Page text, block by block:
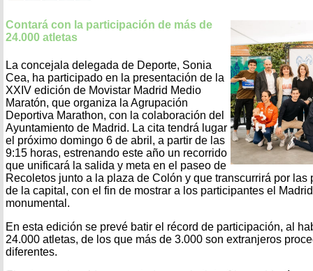
Contará con la participación de más de
24.000 atletas
La concejala delegada de Deporte, Sonia
Cea, ha participado en la presentación de la
XXIV edición de Movistar Madrid Medio
Maratón, que organiza la Agrupación
Deportiva Marathon, con la colaboración del
Ayuntamiento de Madrid. La cita tendrá lugar
el próximo domingo 6 de abril, a partir de las
9:15 horas, estrenando este año un recorrido
que unificará la salida y meta en el paseo de
Recoletos junto a la plaza de Colón y que transcurrirá por
de la capital, con el fin de mostrar a los participantes el
monumental.
En esta edición se prevé batir el récord de participación, al
24.000 atletas, de los que más de 3.000 son extranjeros
diferentes.